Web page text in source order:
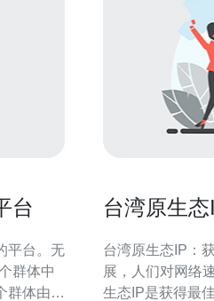
台
平台。无
群体中
群体由一
台湾原生
台湾原生态IP：获取最佳网
展，人们对网络
生态IP是获得最